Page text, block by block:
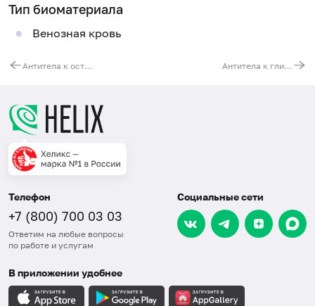
Тип биоматериала
Венозная кровь
Антитела к островковым клеткам поджелудочной железы, IgG Антитела к глиадину, IgG
Телефон
+7 (800) 700 03 03
Ответим на любые вопросы
по работе и услугам
Социальные сети
В приложении удобнее